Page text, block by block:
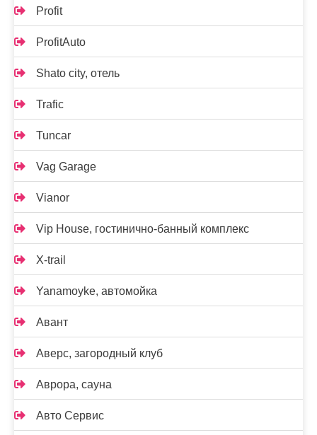
Profit
ProfitAuto
Shato city, отель
Trafic
Tuncar
Vag Garage
Vianor
Vip House, гостинично-банный комплекс
X-trail
Yanamoyke, автомойка
Авант
Аверс, загородный клуб
Аврора, сауна
Авто Сервис